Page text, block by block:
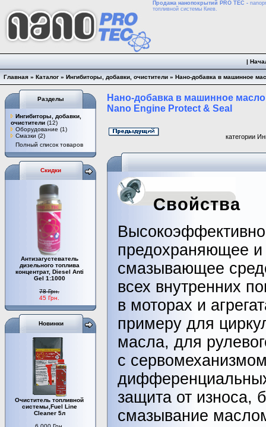
Продажа нанопокрытий PRO TEC -
топливной системы Киев.
|
Главная » Каталог » Ингибиторы, добавки, очистители » Нано-добавка в машинное
Разделы
Ингибиторы, добавки,
очистители (12)
Оборудование (1)
Смазки (2)
Полный список товаров
Скидки
Антизагустеватель
дизельного топлива
концентрат, Diesel Anti
Gel 1:1000
78 Грн.
45 Грн.
Новинки
Очиститель топливной
системы,Fuel Line
Cleaner 5л
Нано-добавка в машинное
Nano Engine Protect & Seal
категории
Свойства
предохраняющее и
смазывающее
всех внутренних
в моторах и
примеру для
масла, для
с
защита от износа,
смазывание